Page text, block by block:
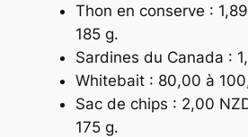
Thon en conserve :
185 g.
Sardines du Canada :
Whitebait : 80,00 à
Sac de chips : 2,00
175 g.